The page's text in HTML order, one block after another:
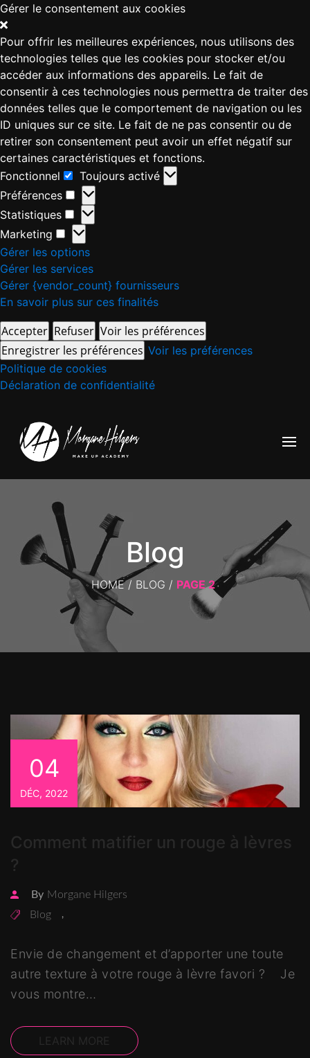
Gérer le consentement aux cookies
Pour offrir les meilleures expériences, nous utilisons des
technologies telles que les cookies pour stocker et/ou
accéder aux informations des appareils. Le fait de
consentir à ces technologies nous permettra de traiter des
données telles que le comportement de navigation ou les
ID uniques sur ce site. Le fait de ne pas consentir ou de
retirer son consentement peut avoir un effet négatif sur
certaines caractéristiques et fonctions.
Fonctionnel
Toujours activé
Préférences
Statistiques
Marketing
Gérer les options
Gérer les services
Gérer {vendor_count} fournisseurs
En savoir plus sur ces finalités
Accepter Refuser Voir les préférences
Enregistrer les préférences Voir les préférences
Politique de cookies
Déclaration de confidentialité
Blog
HOME / BLOG / PAGE 2
04
DÉC, 2022
Comment matifier un rouge à lèvres
?
By Morgane Hilgers
Blog
,
Envie de changement et d’apporter une toute
autre texture à votre rouge à lèvre favori ? Je
vous montre…
LEARN MORE